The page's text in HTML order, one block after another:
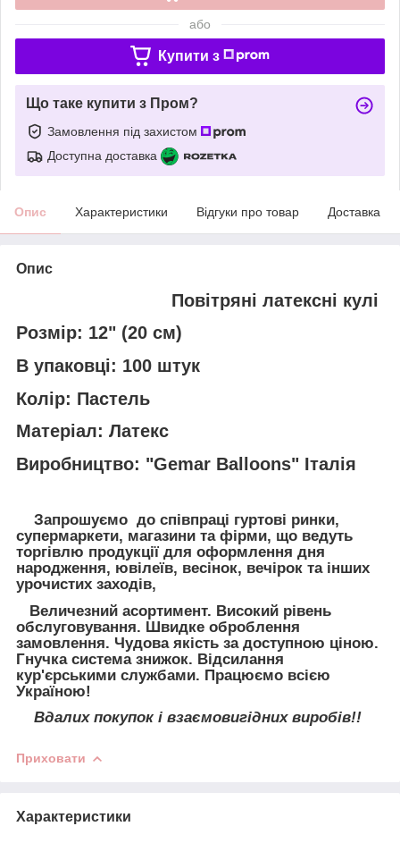
або
Купити з
Що таке купити з Пром?
Замовлення під захистом
Доступна доставка
Опис Характеристики Відгуки про товар Доставка
Опис
Повітряні латексні кулі
Розмір: 12" (20 см)
В упаковці: 100 штук
Колір: Пастель
Матеріал: Латекс
Виробництво: "Gemar Balloons" Італія
Запрошуємо до співпраці гуртові ринки,
супермаркети, магазини та фірми, що ведуть
торгівлю продукції для оформлення дня
народження, ювілеїв, весінок, вечірок та інших
урочистих заходів,
Величезний асортимент. Високий рівень
обслуговування. Швидке оброблення
замовлення. Чудова якість за доступною ціною.
Гнучка система знижок. Відсилання
кур'єрськими службами. Працюємо всією
Україною!
Вдалих покупок і взаємовигідних виробів!!
Приховати
Характеристики